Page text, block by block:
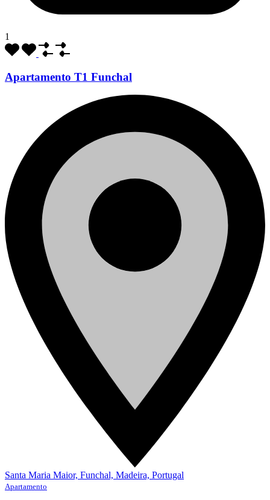
1
Apartamento T1 Funchal
Santa Maria Maior, Funchal, Madeira, Portugal
Apartamento